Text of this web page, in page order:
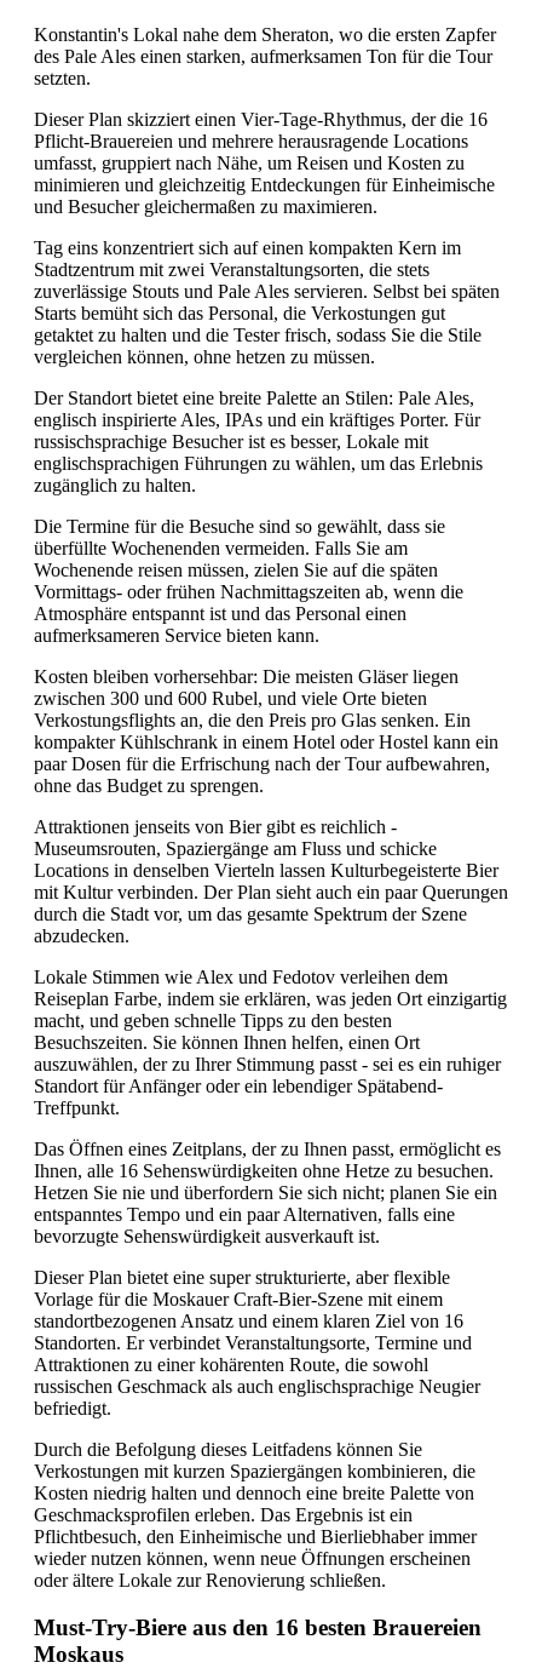
Konstantin's Lokal nahe dem Sheraton, wo die ersten Zapfer
des Pale Ales einen starken, aufmerksamen Ton für die Tour
setzten.
Dieser Plan skizziert einen Vier-Tage-Rhythmus, der die 16
Pflicht-Brauereien und mehrere herausragende Locations
umfasst, gruppiert nach Nähe, um Reisen und Kosten zu
minimieren und gleichzeitig Entdeckungen für Einheimische
und Besucher gleichermaßen zu maximieren.
Tag eins konzentriert sich auf einen kompakten Kern im
Stadtzentrum mit zwei Veranstaltungsorten, die stets
zuverlässige Stouts und Pale Ales servieren. Selbst bei späten
Starts bemüht sich das Personal, die Verkostungen gut
getaktet zu halten und die Tester frisch, sodass Sie die Stile
vergleichen können, ohne hetzen zu müssen.
Der Standort bietet eine breite Palette an Stilen: Pale Ales,
englisch inspirierte Ales, IPAs und ein kräftiges Porter. Für
russischsprachige Besucher ist es besser, Lokale mit
englischsprachigen Führungen zu wählen, um das Erlebnis
zugänglich zu halten.
Die Termine für die Besuche sind so gewählt, dass sie
überfüllte Wochenenden vermeiden. Falls Sie am
Wochenende reisen müssen, zielen Sie auf die späten
Vormittags- oder frühen Nachmittagszeiten ab, wenn die
Atmosphäre entspannt ist und das Personal einen
aufmerksameren Service bieten kann.
Kosten bleiben vorhersehbar: Die meisten Gläser liegen
zwischen 300 und 600 Rubel, und viele Orte bieten
Verkostungsflights an, die den Preis pro Glas senken. Ein
kompakter Kühlschrank in einem Hotel oder Hostel kann ein
paar Dosen für die Erfrischung nach der Tour aufbewahren,
ohne das Budget zu sprengen.
Attraktionen jenseits von Bier gibt es reichlich -
Museumsrouten, Spaziergänge am Fluss und schicke
Locations in denselben Vierteln lassen Kulturbegeisterte Bier
mit Kultur verbinden. Der Plan sieht auch ein paar Querungen
durch die Stadt vor, um das gesamte Spektrum der Szene
abzudecken.
Lokale Stimmen wie Alex und Fedotov verleihen dem
Reiseplan Farbe, indem sie erklären, was jeden Ort einzigartig
macht, und geben schnelle Tipps zu den besten
Besuchszeiten. Sie können Ihnen helfen, einen Ort
auszuwählen, der zu Ihrer Stimmung passt - sei es ein ruhiger
Standort für Anfänger oder ein lebendiger Spätabend-
Treffpunkt.
Das Öffnen eines Zeitplans, der zu Ihnen passt, ermöglicht es
Ihnen, alle 16 Sehenswürdigkeiten ohne Hetze zu besuchen.
Hetzen Sie nie und überfordern Sie sich nicht; planen Sie ein
entspanntes Tempo und ein paar Alternativen, falls eine
bevorzugte Sehenswürdigkeit ausverkauft ist.
Dieser Plan bietet eine super strukturierte, aber flexible
Vorlage für die Moskauer Craft-Bier-Szene mit einem
standortbezogenen Ansatz und einem klaren Ziel von 16
Standorten. Er verbindet Veranstaltungsorte, Termine und
Attraktionen zu einer kohärenten Route, die sowohl
russischen Geschmack als auch englischsprachige Neugier
befriedigt.
Durch die Befolgung dieses Leitfadens können Sie
Verkostungen mit kurzen Spaziergängen kombinieren, die
Kosten niedrig halten und dennoch eine breite Palette von
Geschmacksprofilen erleben. Das Ergebnis ist ein
Pflichtbesuch, den Einheimische und Bierliebhaber immer
wieder nutzen können, wenn neue Öffnungen erscheinen
oder ältere Lokale zur Renovierung schließen.
Must-Try-Biere aus den 16 besten Brauereien
Moskaus